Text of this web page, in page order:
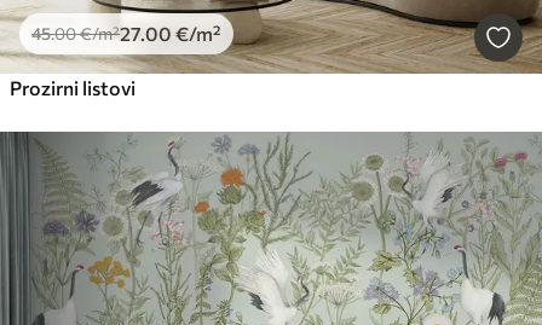
45.00€/m²27.00 €/m²
Prozirni listovi